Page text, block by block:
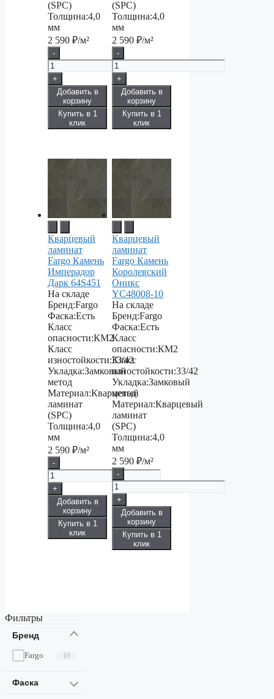
(SPC)
Толщина:4,0
мм
2 590 ₽/м²
-
+
Добавить в
корзину
Купить в 1
клик
(SPC)
Толщина:4,0
мм
2 590₽/м²
-
+
Добавить в
корзину
Купить в 1
клик
Кварцевый
ламинат
Fargo Камень
Имперадор
Дарк 64S451
На складе
Бренд:Fargo
Фаска:Есть
Класс
опасности:КМ2
Класс
изностойкости:33/42
Укладка:Замковый
метод
Материал:Кварцевый
ламинат
(SPC)
Толщина:4,0
мм
2 590 ₽/м²
-
+
Добавить в
корзину
Купить в 1
клик
Кварцевый
ламинат
Fargo Камень
Королевский
Оникс
YC48008-10
На складе
Бренд:Fargo
Фаска:Есть
Класс
опасности:КМ2
Класс
изностойкости:33/42
Укладка:Замковый
метод
Материал:Кварцевый
ламинат
(SPC)
Толщина:4,0
мм
2 590₽/м²
-
+
Добавить в
корзину
Купить в 1
клик
Фильтры
Бренд
Fargo 10
Фаска